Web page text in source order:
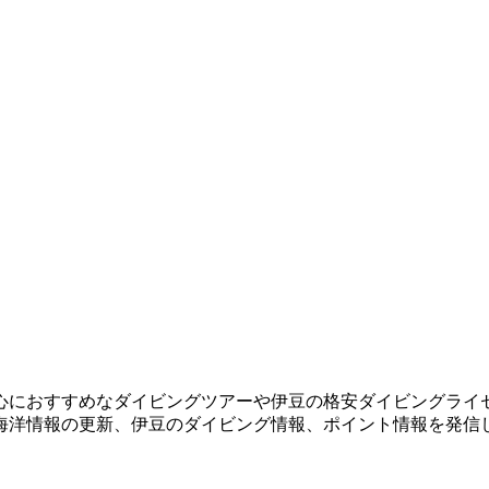
おすすめなダイビングツアーや伊豆の格安ダイビングラ
情報の更新、伊豆のダイビング情報、ポイント情報を発信